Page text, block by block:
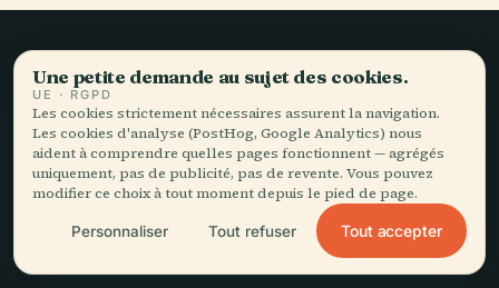
Le voyage lent,
bien raconté.
RESTEZ DANS LA BOUCLE
Rejoindre
Une petite demande au sujet des cookies.
UE · RGPD
Les cookies strictement nécessaires assurent la navigation.
Les cookies d'analyse (PostHog, Google Analytics) nous
aident à comprendre quelles pages fonctionnent — agrégés
uniquement, pas de publicité, pas de revente. Vous pouvez
modifier ce choix à tout moment depuis le pied de page.
Personnaliser Tout refuser Tout accepter